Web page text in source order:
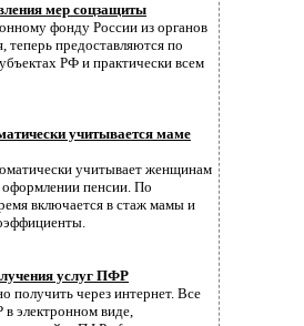
мер соцзащиты
фонду России из органов
теперь предоставляются по
РФ и практически всем
учитывается маме
учитывает женщинам
пенсии. По
включается в стаж мамы и
услуг ПФР
через интернет. Все
электронном виде,